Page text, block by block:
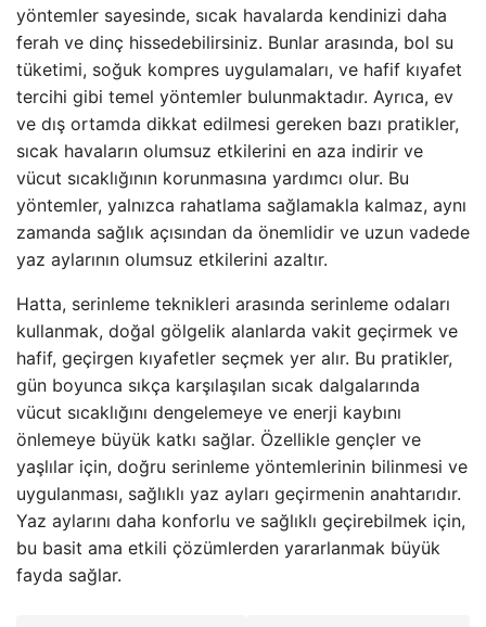
yöntemler sayesinde, sıcak havalarda kendinizi daha
ferah ve dinç hissedebilirsiniz. Bunlar arasında, bol su
tüketimi, soğuk kompres uygulamaları, ve hafif kıyafet
tercihi gibi temel yöntemler bulunmaktadır. Ayrıca, ev
ve dış ortamda dikkat edilmesi gereken bazı pratikler,
sıcak havaların olumsuz etkilerini en aza indirir ve
vücut sıcaklığının korunmasına yardımcı olur. Bu
yöntemler, yalnızca rahatlama sağlamakla kalmaz, aynı
zamanda sağlık açısından da önemlidir ve uzun vadede
yaz aylarının olumsuz etkilerini azaltır.
Hatta, serinleme teknikleri arasında serinleme odaları
kullanmak, doğal gölgelik alanlarda vakit geçirmek ve
hafif, geçirgen kıyafetler seçmek yer alır. Bu pratikler,
gün boyunca sıkça karşılaşılan sıcak dalgalarında
vücut sıcaklığını dengelemeye ve enerji kaybını
önlemeye büyük katkı sağlar. Özellikle gençler ve
yaşlılar için, doğru serinleme yöntemlerinin bilinmesi ve
uygulanması, sağlıklı yaz ayları geçirmenin anahtarıdır.
Yaz aylarını daha konforlu ve sağlıklı geçirebilmek için,
bu basit ama etkili çözümlerden yararlanmak büyük
fayda sağlar.